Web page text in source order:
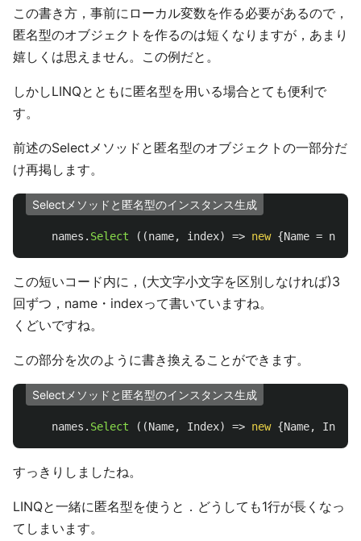
この書き方，事前にローカル変数を作る必要があるので，
匿名型のオブジェクトを作るのは短くなりますが，あまり
嬉しくは思えません。この例だと。
しかしLINQとともに匿名型を用いる場合とても便利で
す。
前述のSelectメソッドと匿名型のオブジェクトの一部分だ
け再掲します。
Selectメソッドと匿名型のインスタンス生成
names . Select ((name, index) => new {Name = name
この短いコード内に，(大文字小文字を区別しなければ)3
回ずつ，name・indexって書いていますね。
くどいですね。
この部分を次のように書き換えることができます。
Selectメソッドと匿名型のインスタンス生成
names . Select ((Name, Index) => new {Name, Index
すっきりしましたね。
LINQと一緒に匿名型を使うと．どうしても1行が長くなっ
てしまいます。